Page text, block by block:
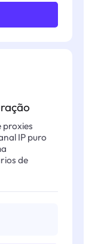
proxies
IP puro
de